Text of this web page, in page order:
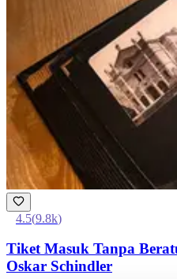
4.5(9.8k)
Tiket Masuk Tanpa
Oskar Schindler